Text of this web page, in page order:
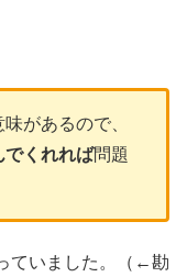
があるので、
でくれれば問題
ていました。（←勘